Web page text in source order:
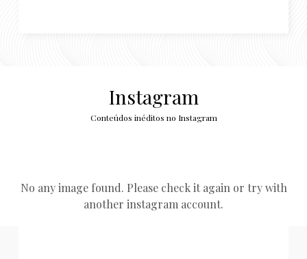
Instagram
Conteúdos inéditos no Instagram
No any image found. Please check it again or try with
another instagram account.